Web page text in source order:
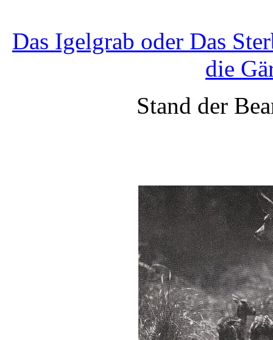
Das Igelgrab oder Das
die
Stand der